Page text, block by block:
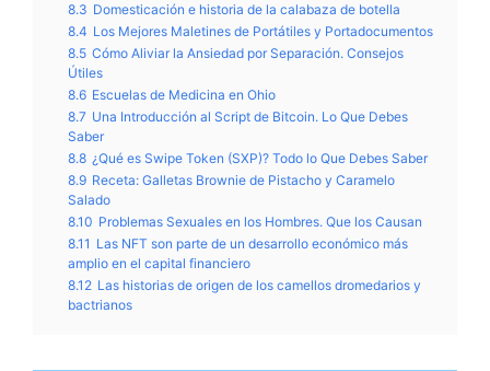
8.3 Domesticación e historia de la calabaza de botella
8.4 Los Mejores Maletines de Portátiles y Portadocumentos
8.5 Cómo Aliviar la Ansiedad por Separación. Consejos
Útiles
8.6 Escuelas de Medicina en Ohio
8.7 Una Introducción al Script de Bitcoin. Lo Que Debes
Saber
8.8 ¿Qué es Swipe Token (SXP)? Todo lo Que Debes Saber
8.9 Receta: Galletas Brownie de Pistacho y Caramelo
Salado
8.10 Problemas Sexuales en los Hombres. Que los Causan
8.11 Las NFT son parte de un desarrollo económico más
amplio en el capital financiero
8.12 Las historias de origen de los camellos dromedarios y
bactrianos